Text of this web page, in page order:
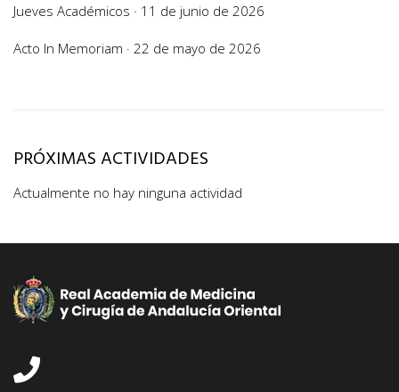
Jueves Académicos · 11 de junio de 2026
Acto In Memoriam · 22 de mayo de 2026
PRÓXIMAS ACTIVIDADES
Actualmente no hay ninguna actividad